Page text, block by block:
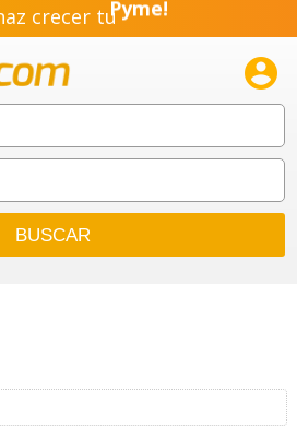
crecer tuPyme!
Emprendimiento!
